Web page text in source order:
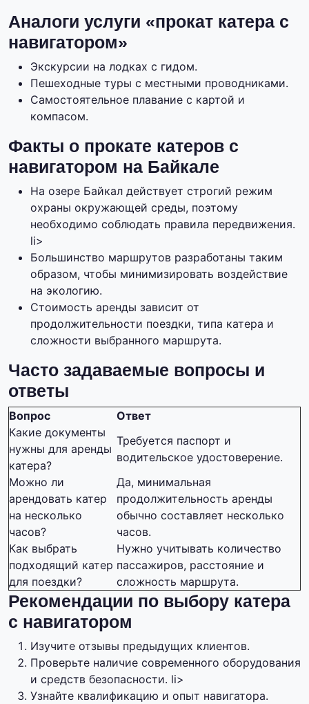
Аналоги услуги «прокат катера с
навигатором»
Экскурсии на лодках с гидом.
Пешеходные туры с местными проводниками.
Самостоятельное плавание с картой и
компасом.
Факты о прокате катеров с
навигатором на Байкале
На озере Байкал действует строгий режим
охраны окружающей среды, поэтому
необходимо соблюдать правила передвижения.
li>
Большинство маршрутов разработаны таким
образом, чтобы минимизировать воздействие
на экологию.
Стоимость аренды зависит от
продолжительности поездки, типа катера и
сложности выбранного маршрута.
Часто задаваемые вопросы и
ответы
Вопрос
Ответ
Какие документы
нужны для аренды
катера?
Требуется паспорт и
водительское удостоверение.
Можно ли
арендовать катер
на несколько
часов?
Да, минимальная
продолжительность аренды
обычно составляет несколько
часов.
Как выбрать
подходящий катер
для поездки?
Нужно учитывать количество
пассажиров, расстояние и
сложность маршрута.
Рекомендации по выбору катера
с навигатором
Изучите отзывы предыдущих клиентов.
Проверьте наличие современного оборудования
и средств безопасности. li>
Узнайте квалификацию и опыт навигатора.